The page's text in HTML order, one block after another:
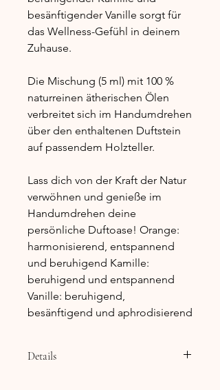
besänftigender Vanille sorgt für
das Wellness-Gefühl in deinem
Zuhause.
Die Mischung (5 ml) mit 100 %
naturreinen ätherischen Ölen
verbreitet sich im Handumdrehen
über den enthaltenen Duftstein
auf passendem Holzteller.
Lass dich von der Kraft der Natur
verwöhnen und genieße im
Handumdrehen deine
persönliche Duftoase! Orange:
harmonisierend, entspannend
und beruhigend Kamille:
beruhigend und entspannend
Vanille: beruhigend,
besänftigend und aphrodisierend
Details